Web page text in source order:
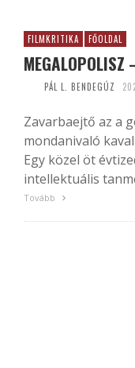
FILMKRITIKA FŐOLDAL
MEGALOPOLISZ
PÁL L. BENDEGÚZ
Zavarbaejtő az a
mondanivaló
Egy közel öt
intellektuális
Tovább